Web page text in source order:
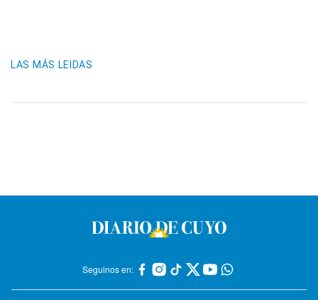
LAS MÁS LEIDAS
Seguinos en: